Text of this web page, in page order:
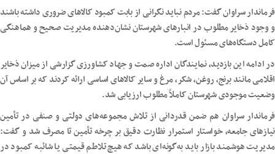
فرماندار سراوان گفت: مردم نباید نگرانی از بابت کمبود کالاهای ضروری داشته باشند
و وجود ذخایر مطلوب در انبارهای شهرستان نشان‌دهنده مدیریت صحیح و هماهنگی
کامل دستگاه‌های مسئول است.
در ادامه این بازدید، نمایندگان اداره صمت و جهاد کشاورزی گزارشی از میزان ذخایر
اقلامی مانند برنج، روغن، شکر، مرغ و سایر کالاهای اساسی ارائه کردند که بر اساس آن
وضعیت موجودی شهرستان کاملاً مطلوب ارزیابی شد.
فرماندار سراوان هم ضمن قدردانی از تلاش مجموعه‌های دولتی و صنفی در تأمین
نیازهای جامعه، خواستار استمرار نظارت دقیق بر چرخه تأمین تا مصرف شد و گفت:
مدیریت هوشمند بازار باید به‌گونه‌ای باشد که هیچ تلاطم قیمتی یا شائبه کمبود در